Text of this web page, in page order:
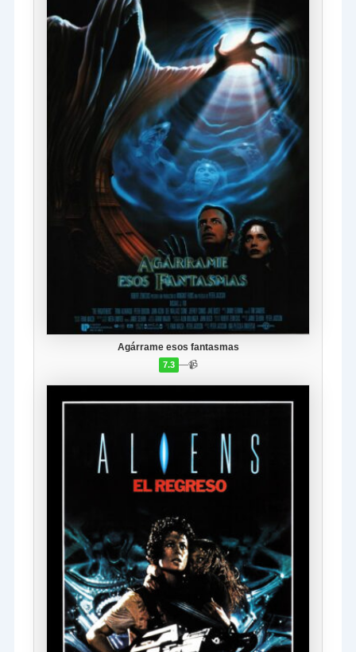
Agárrame esos fantasmas
7.3 —📹